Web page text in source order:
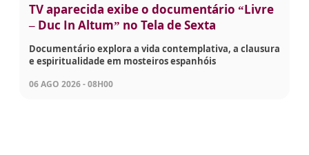
TV aparecida exibe o documentário “Livre
– Duc In Altum” no Tela de Sexta
Documentário explora a vida contemplativa, a clausura
e espiritualidade em mosteiros espanhóis
06 AGO 2026 - 08H00